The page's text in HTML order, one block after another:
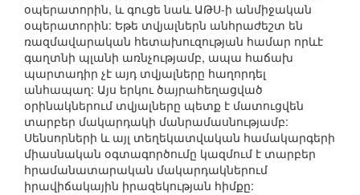
օպերատորին, և գուցե նաև ԱԹՍ-ի անմիջական
օպերատորին: Եթե տվյալներն անհրաժեշտ են
ռազմավարական հետախուզության համար որևէ
գաղտնի պլանի առնչությամբ, ապա հաճախ
պարտադիր չէ այդ տվյալները հաղորդել
անհապաղ: Այս երկու ծայրահեղացված
օրինակներում տվյալները պետք է մատուցվեն
տարբեր մակարդակի մանրամասնությամբ:
Սենսորների և այլ տեղեկատվական համակարգերի
միասնական օգտագործումը կազմում է տարբեր
հրամանատարական մակարդակներում
իրավիճակային իրազեկության հիմքը: